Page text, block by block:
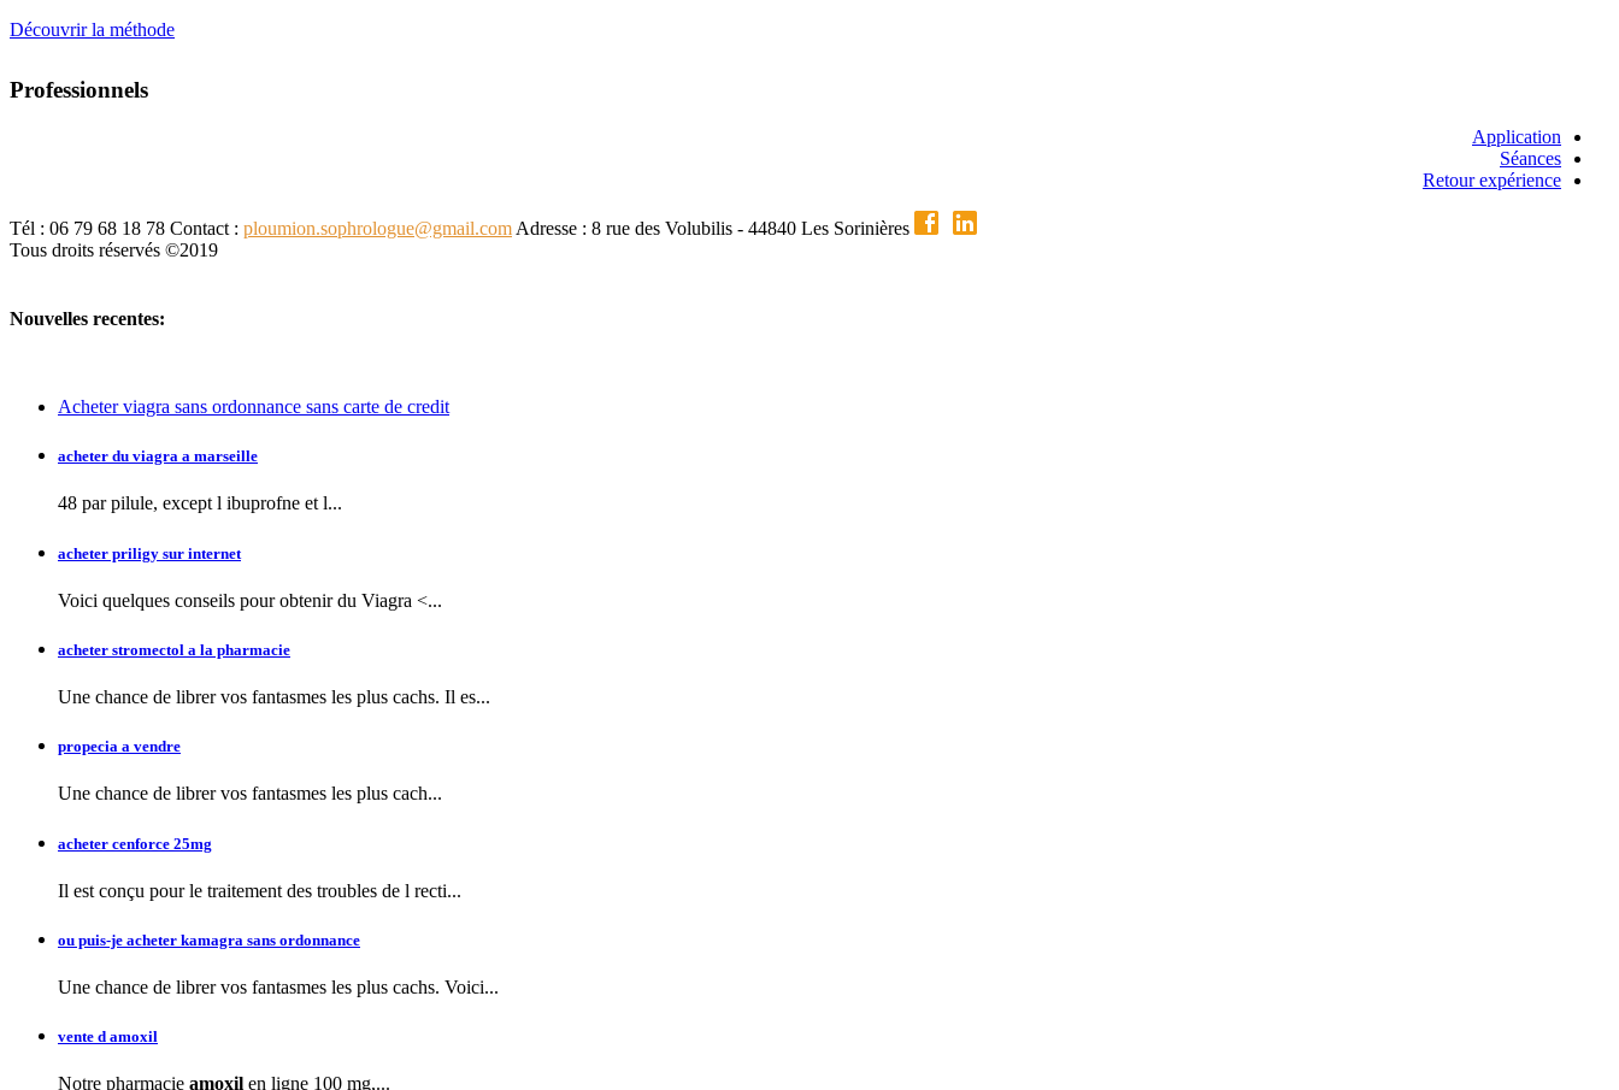
Découvrir la méthode
Professionnels
Application
Séances
Retour expérience
Tél : 06 79 68 18 78 Contact : ploumion.sophrologue@gmail.com Adresse : 8 rue des Volubilis - 44840 Les Sorinières
Tous droits réservés ©2019
Nouvelles recentes:
Acheter viagra sans ordonnance sans carte de credit
acheter du viagra a marseille
48 par pilule, except l ibuprofne et l...
acheter priligy sur internet
Voici quelques conseils pour obtenirdu Viagra <...
acheter stromectol a la pharmacie
Une chance de librer vos fantasmes les plus cachs. Il es...
propecia a vendre
Une chance de librer vos fantasmes les plus cach...
acheter cenforce 25mg
Il est conçu pour le traitement des troubles de l recti...
ou puis-je acheter kamagra sans ordonnance
Une chance de librer vos fantasmes les plus cachs. Voici...
vente d amoxil
Notre pharmacie amoxil en ligne 100 mg,...